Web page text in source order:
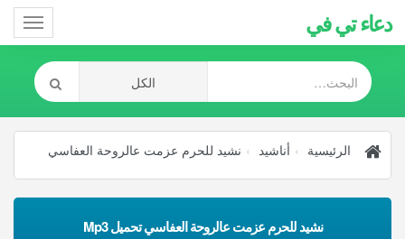
دعاء تي في
الرئيسية أناشيد نشيد للحرم عزمت عالروحة العفاسي
نشيد للحرم عزمت عالروحة العفاسي تحميل Mp3